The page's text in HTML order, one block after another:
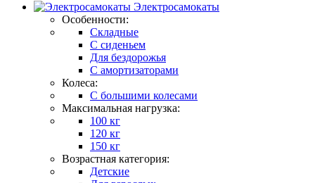
Электросамокаты
Особенности:
Складные
C сиденьем
Для бездорожья
С амортизаторами
Колеса:
С большими колесами
Максимальная нагрузка:
100 кг
120 кг
150 кг
Возрастная категория:
Детские